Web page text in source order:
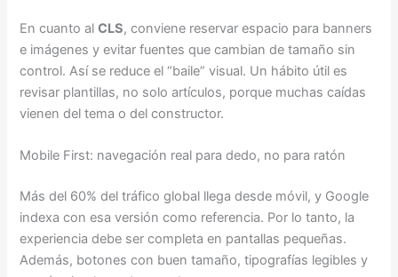
En cuanto alCLS, conviene reservar espacio para banners
e imágenes y evitar fuentes que cambian de tamaño sin
control. Así se reduce el “baile” visual. Un hábito útil es
revisar plantillas, no solo artículos, porque muchas caídas
vienen del tema o del constructor.
Mobile First: navegación real para dedo, no para ratón
Más del 60% del tráfico global llega desde móvil, y Google
indexa con esa versión como referencia. Por lo tanto, la
experiencia debe ser completa en pantallas pequeñas.
Además, botones con buen tamaño, tipografías legibles y